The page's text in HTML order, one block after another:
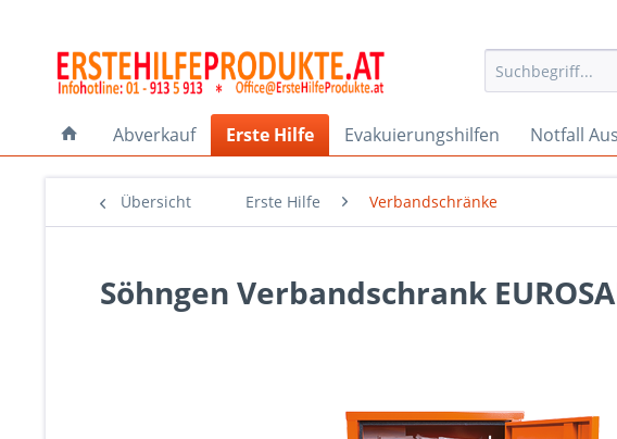
Abverkauf Erste Hilfe Evakuierungshilfen Notfall
Übersicht Erste Hilfe Verbandschränke
Söhngen Verbandschrank